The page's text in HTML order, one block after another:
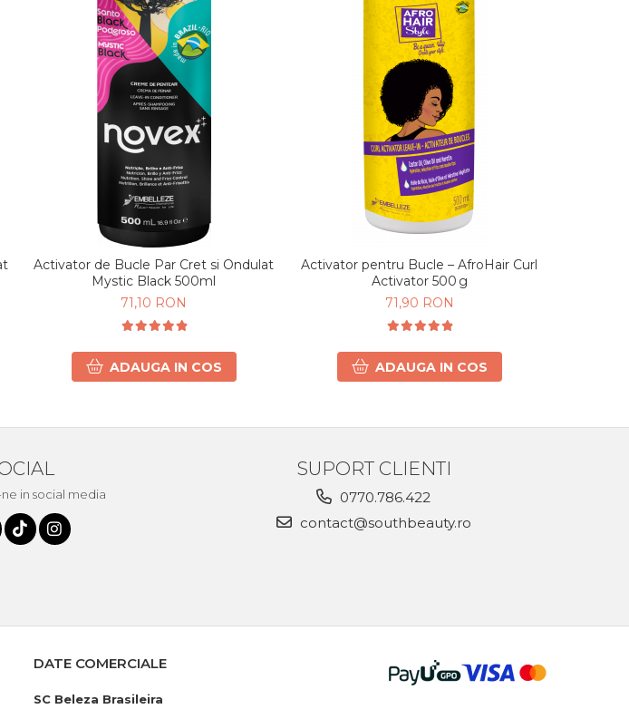
Activator de Bucle Par Cret si Ondulat
Mystic Black 500ml
71,10 RON
ADAUGA IN COS
Activator pentru Bucle – AfroHair Curl
Activator 500 g
71,90 RON
ADAUGA IN COS
in social media
SUPORT CLIENTI
0770.786.422
contact@southbeauty.ro
DATE COMERCIALE
SC Beleza Brasileira